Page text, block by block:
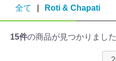
全て Roti & Chapati
15件の商品が見つかりました